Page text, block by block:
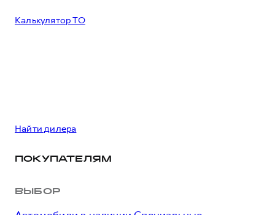
Калькулятор ТО
Найти дилера
ПОКУПАТЕЛЯМ
ВЫБОР